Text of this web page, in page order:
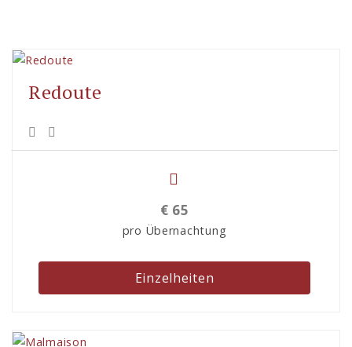
Redoute
€ 65
pro Übernachtung
Einzelheiten